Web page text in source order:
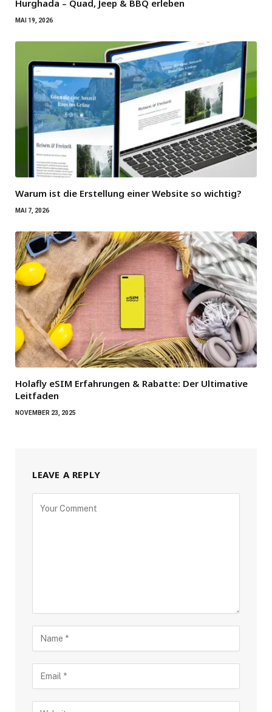
Hurghada – Quad, Jeep & BBQ erleben
MAI 19, 2026
Warum ist die Erstellung einer Website so wichtig?
MAI 7, 2026
Holafly eSIM Erfahrungen & Rabatte: Der Ultimative
Leitfaden
NOVEMBER 23, 2025
LEAVE A REPLY